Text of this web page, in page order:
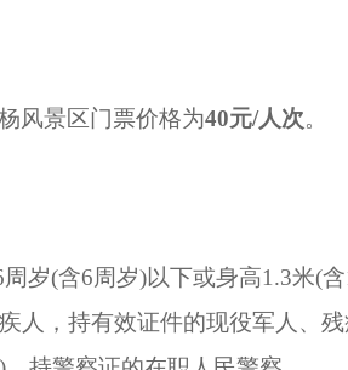
风景区门票价格为40元/人次。
周岁(含6周岁)以下或身高1.3米(含
人，持有效证件的现役军人、